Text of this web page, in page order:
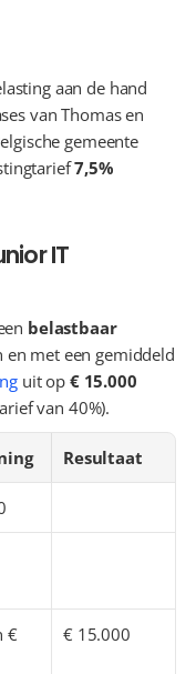
aan de hand
van Thomas en
Sophie. Beiden wonen in de fictieve Belgische gemeente
7,5%
IT
belastbaar
en met een gemiddeld
uit op € 15.000
van 40%).
Resultaat
€
€ 15.000